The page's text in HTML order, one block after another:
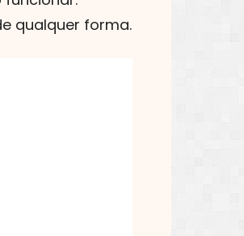
qualquer forma.